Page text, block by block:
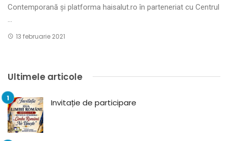
Contemporană și platforma haisalut.ro în parteneriat cu Centrul
...
13 februarie 2021
Ultimele articole
Invitație de participare